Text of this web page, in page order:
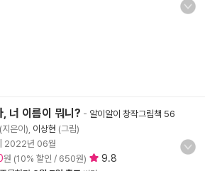
, 너 이름이 뭐니? - 알이알이 창작그림책 56
(지은이), 이상현 (그림)
2022년 06월
원 (10% 할인 / 650원) 9.8